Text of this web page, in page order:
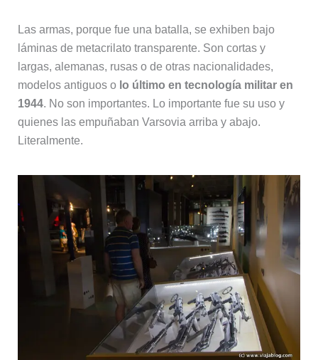
Las armas, porque fue una batalla, se exhiben bajo
láminas de metacrilato transparente. Son cortas y
largas, alemanas, rusas o de otras nacionalidades,
modelos antiguos o lo último en tecnología militar en
1944. No son importantes. Lo importante fue su uso y
quienes las empuñaban Varsovia arriba y abajo.
Literalmente.